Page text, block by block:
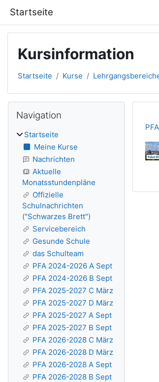
Startseite
Kursinformation
Startseite Kurse
Blöcke
Navigation
Startseite
Meine Kurse
Nachrichten
Aktuelle
Monatsstundenpläne
Offizielle
Schulnachrichten
("Schwarzes Brett")
Servicebereich
Gesunde Schule
das Schulteam
PFA 2024-2026 A Sept
PFA 2024-2026 B Sept
PFA 2025-2027 C März
PFA 2025-2027 D März
PFA 2025-2027 A Sept
PFA 2025-2027 B Sept
PFA 2026-2028 C März
PFA 2026-2028 D März
PFA 2026-2028 A Sept
PFA 2026-2028 B Sept